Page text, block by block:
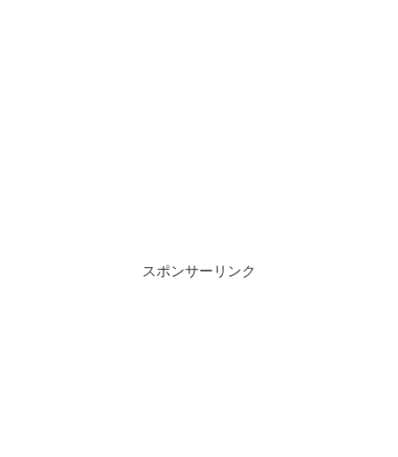
スポンサーリンク